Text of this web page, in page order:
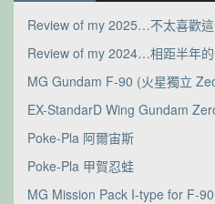
Review of my 2025…不太喜歡
Review of my 2024…相距半年
MG Gundam F-90 (火星獨立
EX-StandarD Wing Gundam
Poke-Pla 阿爾宙斯
Poke-Pla 甲賀忍蛙
MG Mission Pack I-type for F-